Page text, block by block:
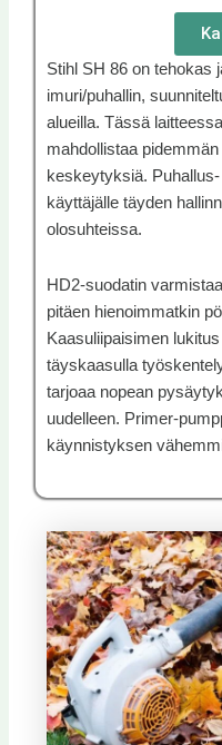
Stihl SH 86 on tehokas
imuri/puhallin,
alueilla. Tässä
mahdollistaa
keskeytyksiä.
käyttäjälle täyden
olosuhteissa.
HD2-suodatin
pitäen hienoimmatkin
Kaasuliipaisimen
täyskaasulla
tarjoaa nopean
uudelleen. Primer-
käynnistyksen